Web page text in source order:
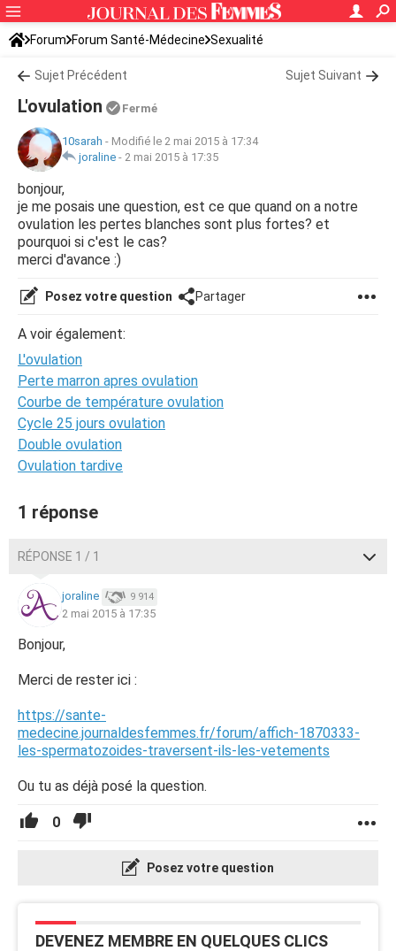
Forum Forum Santé-Médecine Sexualité
Sujet Précédent Sujet Suivant
L'ovulation Fermé
10sarah - Modifié le 2 mai 2015 à 17:34
joraline - 2 mai 2015 à 17:35
bonjour,
je me posais une question, est ce que quand on a notre
ovulation les pertes blanches sont plus fortes? et
pourquoi si c'est le cas?
merci d'avance :)
Posez votre question Partager
A voir également:
L'ovulation
Perte marron apres ovulation
Courbe de température ovulation
Cycle 25 jours ovulation
Double ovulation
Ovulation tardive
1 réponse
RÉPONSE 1 / 1
joraline 9 914
2 mai 2015 à 17:35
Bonjour,
Merci de rester ici :
https://sante-
medecine.journaldesfemmes.fr/forum/affich-1870333-
les-spermatozoides-traversent-ils-les-vetements
Ou tu as déjà posé la question.
0
Posez votre question
DEVENEZ MEMBRE EN QUELQUES CLICS